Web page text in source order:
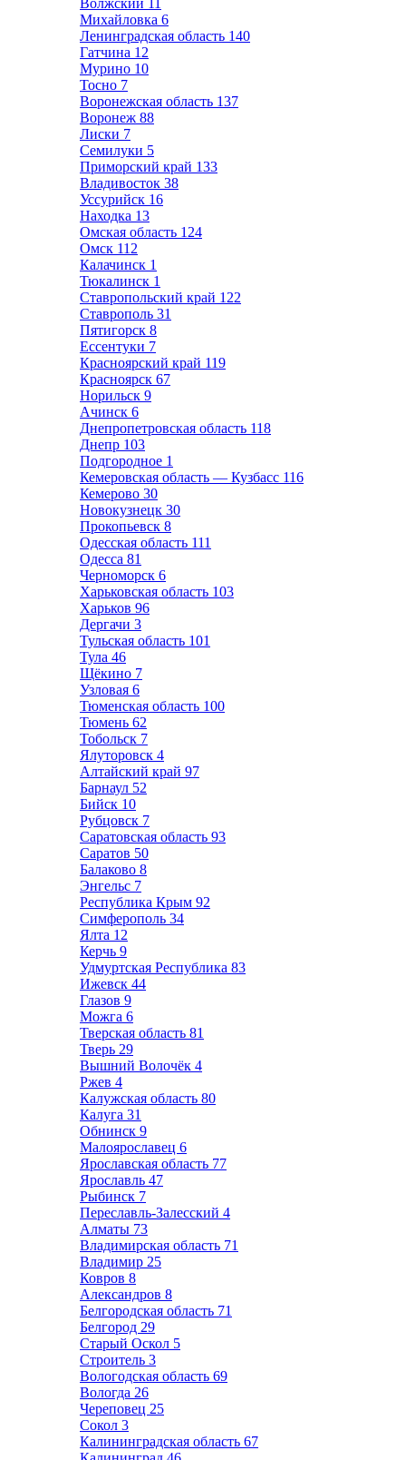
Волжский 11
Михайловка 6
Ленинградская область 140
Гатчина 12
Мурино 10
Тосно 7
Воронежская область 137
Воронеж 88
Лиски 7
Семилуки 5
Приморский край 133
Владивосток 38
Уссурийск 16
Находка 13
Омская область 124
Омск 112
Калачинск 1
Тюкалинск 1
Ставропольский край 122
Ставрополь 31
Пятигорск 8
Ессентуки 7
Красноярский край 119
Красноярск 67
Норильск 9
Ачинск 6
Днепропетровская область 118
Днепр 103
Подгородное 1
Кемеровская область — Кузбасс 116
Кемерово 30
Новокузнецк 30
Прокопьевск 8
Одесская область 111
Одесса 81
Черноморск 6
Харьковская область 103
Харьков 96
Дергачи 3
Тульская область 101
Тула 46
Щёкино 7
Узловая 6
Тюменская область 100
Тюмень 62
Тобольск 7
Ялуторовск 4
Алтайский край 97
Барнаул 52
Бийск 10
Рубцовск 7
Саратовская область 93
Саратов 50
Балаково 8
Энгельс 7
Республика Крым 92
Симферополь 34
Ялта 12
Керчь 9
Удмуртская Республика 83
Ижевск 44
Глазов 9
Можга 6
Тверская область 81
Тверь 29
Вышний Волочёк 4
Ржев 4
Калужская область 80
Калуга 31
Обнинск 9
Малоярославец 6
Ярославская область 77
Ярославль 47
Рыбинск 7
Переславль-Залесский 4
Алматы 73
Владимирская область 71
Владимир 25
Ковров 8
Александров 8
Белгородская область 71
Белгород 29
Старый Оскол 5
Строитель 3
Вологодская область 69
Вологда 26
Череповец 25
Сокол 3
Калининградская область 67